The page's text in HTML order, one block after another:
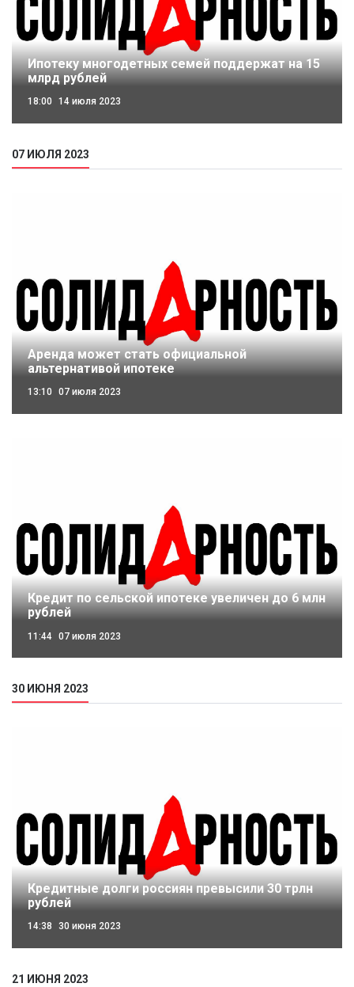
Ипотеку многодетных семей поддержат на 15
млрд рублей
18:00 14 июля 2023
07 ИЮЛЯ 2023
Аренда может стать официальной
альтернативой ипотеке
13:10 07 июля 2023
Кредит по сельской ипотеке увеличен до 6 млн
рублей
11:44 07 июля 2023
30 ИЮНЯ 2023
Кредитные долги россиян превысили 30 трлн
рублей
14:38 30 июня 2023
21 ИЮНЯ 2023